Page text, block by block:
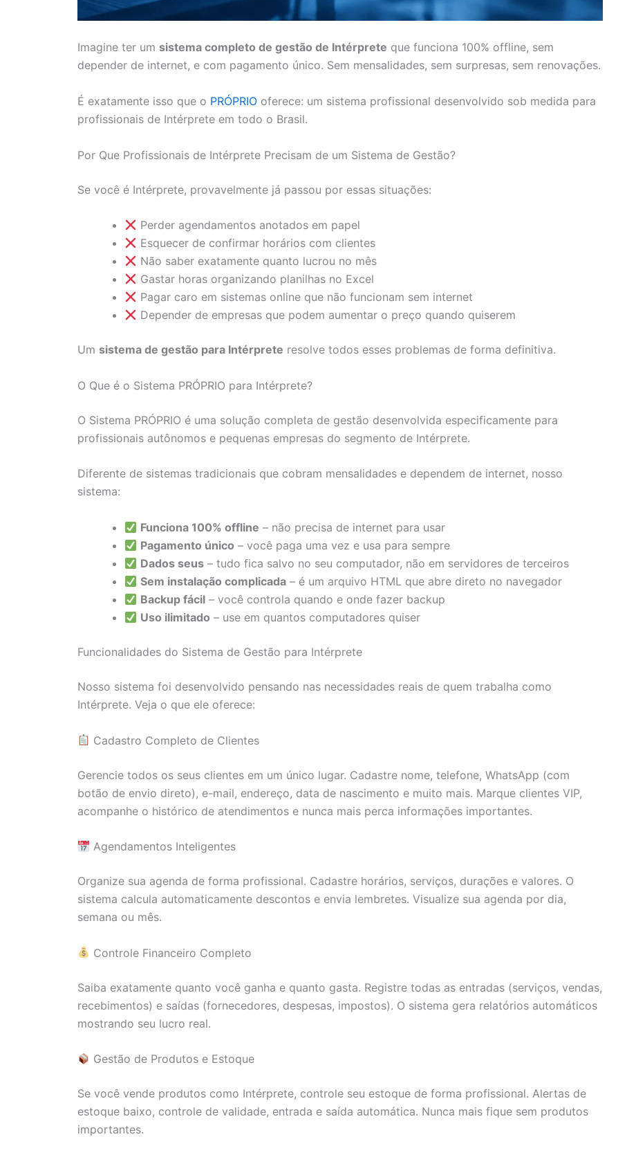
Imagine ter um sistema completo de gestão de Intérprete que funciona 100% offline, sem
depender de internet, e com pagamento único. Sem mensalidades, sem surpresas, sem renovações.
É exatamente isso que o PRÓPRIO oferece: um sistema profissional desenvolvido sob medida para
profissionais de Intérprete em todo o Brasil.
Por Que Profissionais de Intérprete Precisam de um Sistema de Gestão?
Se você é Intérprete, provavelmente já passou por essas situações:
Perder agendamentos anotados em papel
Esquecer de confirmar horários com clientes
Não saber exatamente quanto lucrou no mês
Gastar horas organizando planilhas no Excel
Pagar caro em sistemas online que não funcionam sem internet
Depender de empresas que podem aumentar o preço quando quiserem
Um sistema de gestão para Intérprete resolve todos esses problemas de forma definitiva.
O Que é o Sistema PRÓPRIO para Intérprete?
O Sistema PRÓPRIO é uma solução completa de gestão desenvolvida especificamente para
profissionais autônomos e pequenas empresas do segmento de Intérprete.
Diferente de sistemas tradicionais que cobram mensalidades e dependem de internet, nosso
sistema:
Funciona 100% offline – não precisa de internet para usar
Pagamento único – você paga uma vez e usa para sempre
Dados seus – tudo fica salvo no seu computador, não em servidores de terceiros
Sem instalação complicada – é um arquivo HTML que abre direto no navegador
Backup fácil – você controla quando e onde fazer backup
Uso ilimitado – use em quantos computadores quiser
Funcionalidades do Sistema de Gestão para Intérprete
Nosso sistema foi desenvolvido pensando nas necessidades reais de quem trabalha como
Intérprete. Veja o que ele oferece:
Cadastro Completo de Clientes
Gerencie todos os seus clientes em um único lugar. Cadastre nome, telefone, WhatsApp (com
botão de envio direto), e-mail, endereço, data de nascimento e muito mais. Marque clientes VIP,
acompanhe o histórico de atendimentos e nunca mais perca informações importantes.
Agendamentos Inteligentes
Organize sua agenda de forma profissional. Cadastre horários, serviços, durações e valores. O
sistema calcula automaticamente descontos e envia lembretes. Visualize sua agenda por dia,
semana ou mês.
Controle Financeiro Completo
Saiba exatamente quanto você ganha e quanto gasta. Registre todas as entradas (serviços, vendas,
recebimentos) e saídas (fornecedores, despesas, impostos). O sistema gera relatórios automáticos
mostrando seu lucro real.
Gestão de Produtos e Estoque
Se você vende produtos como Intérprete, controle seu estoque de forma profissional. Alertas de
estoque baixo, controle de validade, entrada e saída automática. Nunca mais fique sem produtos
importantes.